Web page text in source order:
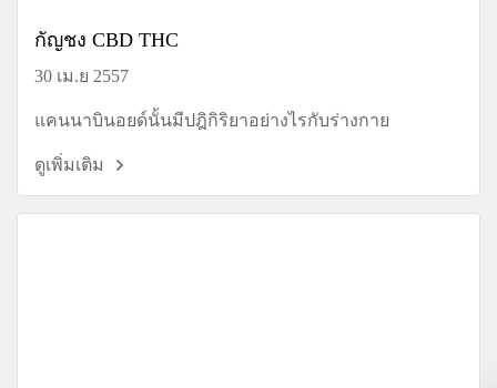
กัญชง CBD THC
30 เม.ย 2557
แคนนาบินอยด์นั้นมีปฎิกิริยาอย่างไรกับร่างกาย
ดูเพิ่มเติม